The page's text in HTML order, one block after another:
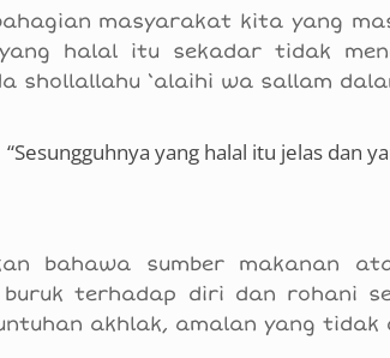
masyarakat kita yang
halal itu sekadar tidak
shollallahu ‘alaihi wa sallam
“Sesungguhnya yang halal itu jelas dan
bahawa sumber makanan
buruk terhadap diri dan rohani
akhlak, amalan yang